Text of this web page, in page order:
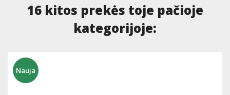
16 kitos prekės toje pačioje
kategorijoje:
Nauja